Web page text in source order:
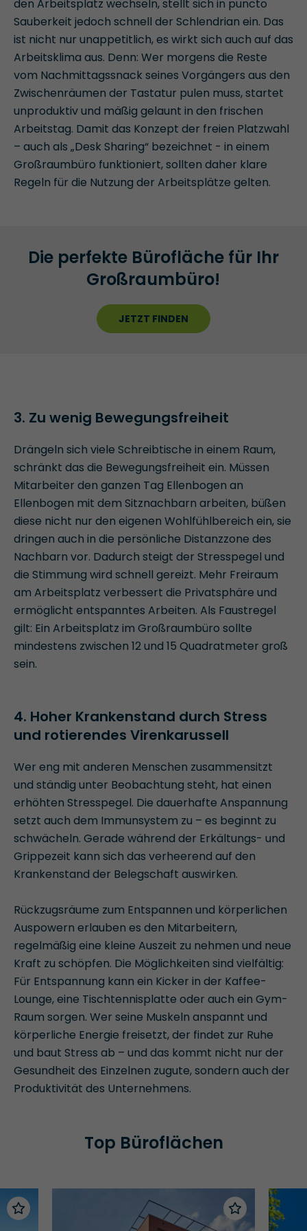
den Arbeitsplatz wechseln, stellt sich in puncto
Sauberkeit jedoch schnell der Schlendrian ein. Das
ist nicht nur unappetitlich, es wirkt sich auch auf das
Arbeitsklima aus. Denn: Wer morgens die Reste
vom Nachmittagssnack seines Vorgängers aus den
Zwischenräumen der Tastatur pulen muss, startet
unproduktiv und mäßig gelaunt in den frischen
Arbeitstag. Damit das Konzept der freien Platzwahl
– auch als „Desk Sharing“ bezeichnet - in einem
Großraumbüro funktioniert, sollten daher klare
Regeln für die Nutzung der Arbeitsplätze gelten.
Die perfekte Bürofläche für Ihr
Großraumbüro!
JETZT FINDEN
3. Zu wenig Bewegungsfreiheit
Drängeln sich viele Schreibtische in einem Raum,
schränkt das die Bewegungsfreiheit ein. Müssen
Mitarbeiter den ganzen Tag Ellenbogen an
Ellenbogen mit dem Sitznachbarn arbeiten, büßen
diese nicht nur den eigenen Wohlfühlbereich ein, sie
dringen auch in die persönliche Distanzzone des
Nachbarn vor. Dadurch steigt der Stresspegel und
die Stimmung wird schnell gereizt. Mehr Freiraum
am Arbeitsplatz verbessert die Privatsphäre und
ermöglicht entspanntes Arbeiten. Als Faustregel
gilt: Ein Arbeitsplatz im Großraumbüro sollte
mindestens zwischen 12 und 15 Quadratmeter groß
sein.
4. Hoher Krankenstand durch Stress
und rotierendes Virenkarussell
Wer eng mit anderen Menschen zusammensitzt
und ständig unter Beobachtung steht, hat einen
erhöhten Stresspegel. Die dauerhafte Anspannung
setzt auch dem Immunsystem zu – es beginnt zu
schwächeln. Gerade während der Erkältungs- und
Grippezeit kann sich das verheerend auf den
Krankenstand der Belegschaft auswirken.
Rückzugsräume zum Entspannen und körperlichen
Auspowern erlauben es den Mitarbeitern,
regelmäßig eine kleine Auszeit zu nehmen und neue
Kraft zu schöpfen. Die Möglichkeiten sind vielfältig:
Für Entspannung kann ein Kicker in der Kaffee-
Lounge, eine Tischtennisplatte oder auch ein Gym-
Raum sorgen. Wer seine Muskeln anspannt und
körperliche Energie freisetzt, der findet zur Ruhe
und baut Stress ab – und das kommt nicht nur der
Gesundheit des Einzelnen zugute, sondern auch der
Produktivität des Unternehmens.
Top Büroflächen